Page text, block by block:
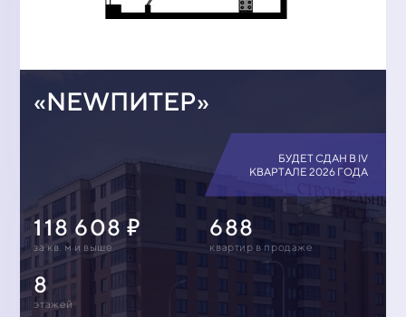
«NEWПИТЕР»
БУДЕТ СДАН В IV
КВАРТАЛЕ 2026 ГОДА
118 608
за кв. м и выше
688
квартир в продаже
8
этажей